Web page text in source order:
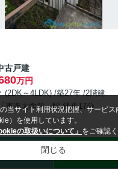
来店予約
古戸建
万円
(2DK～4LDK) /築27年 /2階建
東海大学前」駅 徒歩17分
ので複数人でも快適に暮らせます
ーリングなら楽々です。スーパー
当サイト利用状況把握、サービス
）を使用しています。
の取扱いについて」 をご確認く
閉じる